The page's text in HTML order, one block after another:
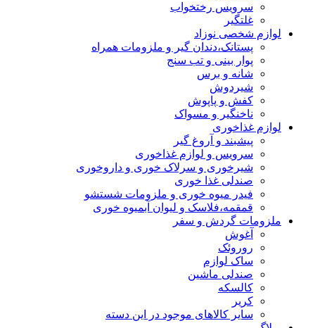
سرویس رختخواب
غلتگیر
لوازم شخصی نوزاد
پستانک،دندان گیر و ملزومات همراه
پوار بینی و تب سنج
شانه و برس
شیردوش
کفش و پاپوش
ناخنگیر و مسواک
لوازم غذاخوری
پیشبند و آروغ گیر
سرویس و لوازم غذاخوری
شیرخوری و سرلاک خوری و داروخوری
صندلی غذا خوری
فیدر میوه خوری و ملزومات شستشو
قمقمه،فلاسک و لیوان آبمیوه خوری
ملزومات گردش و سفر
آغوش
روروئک
ساک لوازم
صندلی ماشین
کالسکه
کریر
سایر کالاهای موجود در این دسته